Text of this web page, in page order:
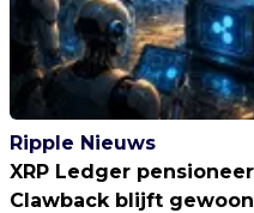
Ripple Nieuws
XRP Ledger
Clawback blijft